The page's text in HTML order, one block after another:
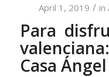
April 1, 2019 / in
Para
Casa Ángel